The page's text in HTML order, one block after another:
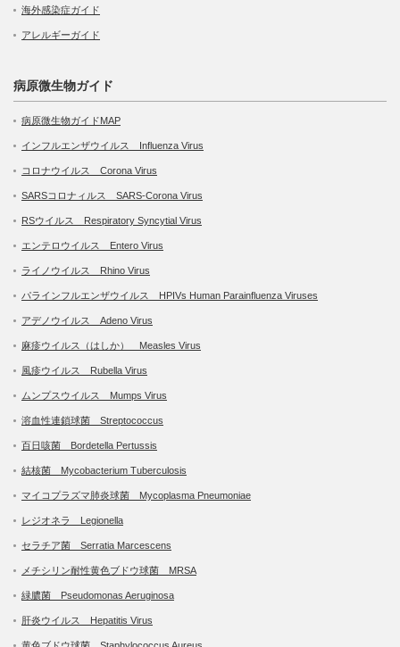
海外感染症ガイド
アレルギーガイド
病原微生物ガイド
病原微生物ガイドMAP
インフルエンザウイルス Influenza Virus
コロナウイルス Corona Virus
SARSコロナィルス SARS-Corona Virus
RSウイルス Respiratory Syncytial Virus
エンテロウイルス Entero Virus
ライノウイルス Rhino Virus
パラインフルエンザウイルス HPIVs Human Parainfluenza Viruses
アデノウイルス Adeno Virus
麻疹ウイルス（はしか） Measles Virus
風疹ウイルス Rubella Virus
ムンプスウイルス Mumps Virus
溶血性連鎖球菌 Streptococcus
百日咳菌 Bordetella Pertussis
結核菌 Mycobacterium Tuberculosis
マイコプラズマ肺炎球菌 Mycoplasma Pneumoniae
レジオネラ Legionella
セラチア菌 Serratia Marcescens
メチシリン耐性黄色ブドウ球菌 MRSA
緑膿菌 Pseudomonas Aeruginosa
肝炎ウイルス Hepatitis Virus